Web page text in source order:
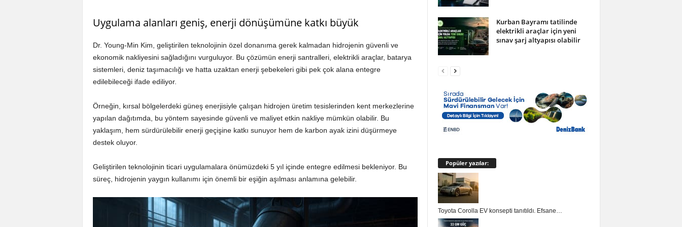
Uygulama alanları geniş, enerji dönüşümüne katkı büyük
Dr. Young-Min Kim, geliştirilen teknolojinin özel donanıma gerek kalmadan hidrojenin güvenli ve
ekonomik nakliyesini sağladığını vurguluyor. Bu çözümün enerji santralleri, elektrikli araçlar, batarya
sistemleri, deniz taşımacılığı ve hatta uzaktan enerji şebekeleri gibi pek çok alana entegre
edilebileceği ifade ediliyor.
Örneğin, kırsal bölgelerdeki güneş enerjisiyle çalışan hidrojen üretim tesislerinden kent merkezlerine
yapılan dağıtımda, bu yöntem sayesinde güvenli ve maliyet etkin nakliye mümkün olabilir. Bu
yaklaşım, hem sürdürülebilir enerji geçişine katkı sunuyor hem de karbon ayak izini düşürmeye
destek oluyor.
Geliştirilen teknolojinin ticari uygulamalara önümüzdeki 5 yıl içinde entegre edilmesi bekleniyor. Bu
süreç, hidrojenin yaygın kullanımı için önemli bir eşiğin aşılması anlamına gelebilir.
Kurban Bayramı tatilinde
elektrikli araçlar için yeni
sınav şarj altyapısı olabilir
Popüler yazılar:
Toyota Corolla EV konsepti tanıtıldı. Efsane…